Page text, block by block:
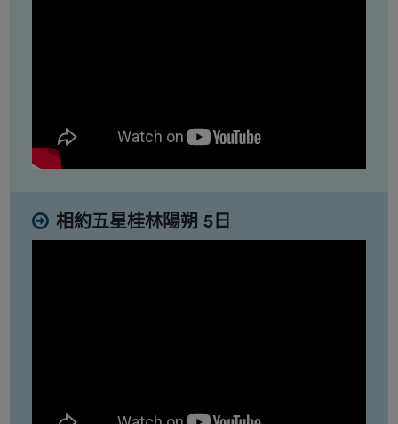
相約五星桂林陽朔 5日